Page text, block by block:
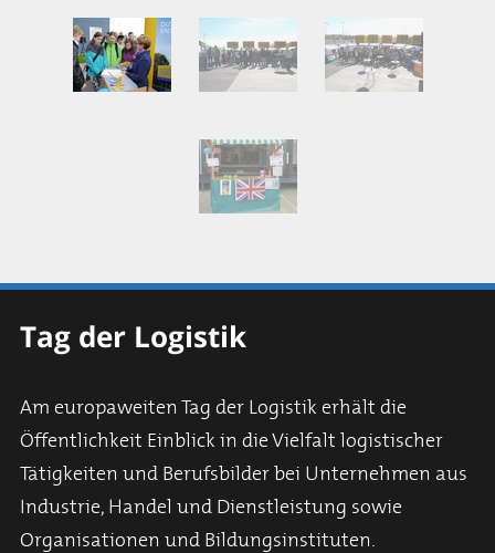
Tag der Logistik
Am europaweiten Tag der Logistik erhält die
Öffentlichkeit Einblick in die Vielfalt logistischer
Tätigkeiten und Berufsbilder bei Unternehmen aus
Industrie, Handel und Dienstleistung sowie
Organisationen und Bildungsinstituten.